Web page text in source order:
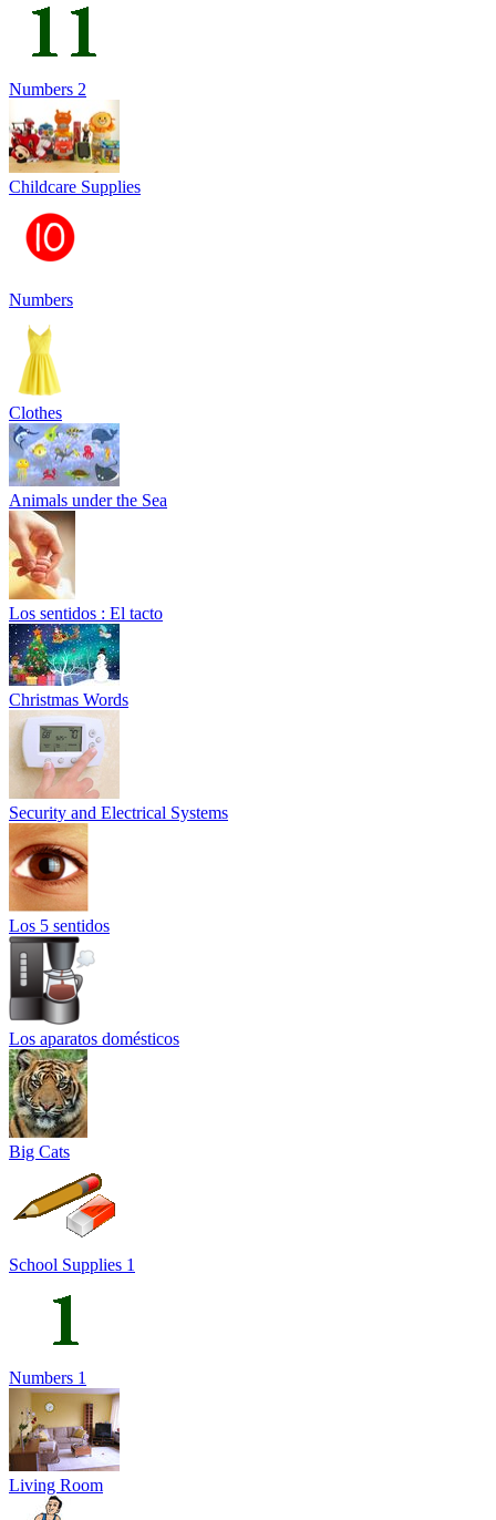
Numbers 2
Childcare Supplies
Numbers
Clothes
Animals under the Sea
Los sentidos : El tacto
Christmas Words
Security and Electrical Systems
Los 5 sentidos
Los aparatos domésticos
Big Cats
School Supplies 1
Numbers 1
Living Room